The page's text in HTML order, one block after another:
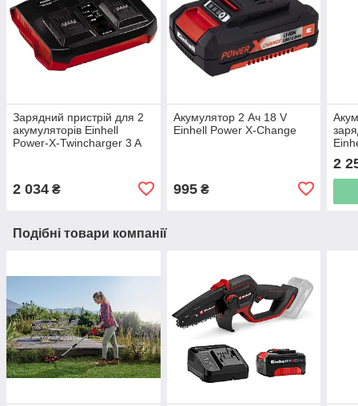
Зарядний пристрій для 2
акумуляторів Einhell
Power-X-Twincharger 3 A
2 034 ₴
Акумулятор 2 Ач 18 V
Einhell Power X-Change
995₴
2
Подібні товари компанії